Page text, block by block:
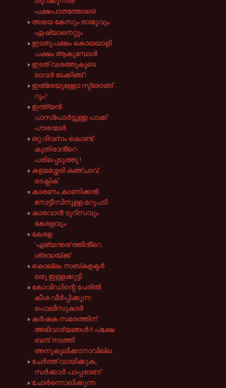
പക്ഷപാതത്തോടെ!
അഭയ കേസും രാജുവും
ഏഷ്യാനെറ്റും
ഇടതുപക്ഷം കൊലയാളി
പക്ഷം ആകുമ്പോൾ
ഇടത് വശത്തുകൂടെ
ഓവർ ടേക്കിങ്ങ് !
ഇത്രേയുള്ളോ സ്ട്രോങ്ങ്‌
റൂം?
ഇന്ത്യൻ
പാസ്പോർട്ടുള്ള പാക്ക്
പൗരന്മാർ
ഒറ്റ ദിവസം കൊണ്ട്
കുതിരാൻ്റെ
പരിപ്പെടുത്തു !
കളമശ്ശേരി കഞ്ചാവ്
ടെക്നിക്
കാരണം കാണിക്കൽ
നോട്ടീസിനുള്ള മറുപടി
കാരവാൻ ടൂറിസവും
കേരളവും
കേരള
'ഏഭ്യന്തര'ത്തിൻ്റെ
ശ്രദ്ധയ്ക്ക്‌
കൊല്ലം സബ്കളക്ടർ
ഒരു ഇള്ളക്കുട്ടി
കോവിഡിന്റെ പേരിൽ
കീശ വീർപ്പിക്കുന്ന
പൊലീസുകാർ
കർഷക സമരത്തിന്
അഭിവാദ്യങ്ങൾ !! പക്ഷേ
ബന്ദ് നടത്തി
അനുകൂലിക്കാനാവില്ല.
ചേർത്ത് വായിക്കുക,
സർക്കാർ പാപ്പരാണ്
ചോർന്നൊലിക്കുന്ന